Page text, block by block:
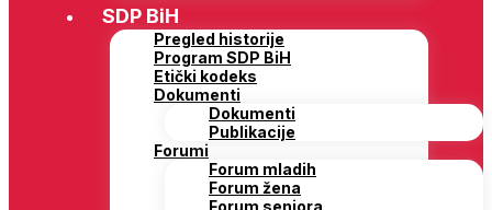
SDP BiH
Pregled historije
Program SDP BiH
Etički kodeks
Dokumenti
Dokumenti
Publikacije
Forumi
Forum mladih
Forum žena
Forum seniora